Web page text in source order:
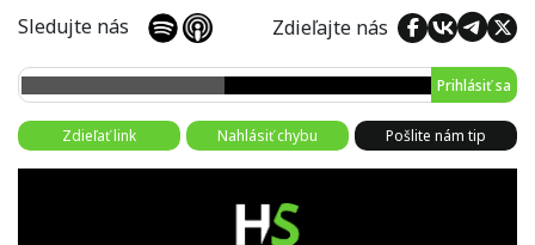
Sledujte nás Zdieľajte nás
Prihlásiť sa
Zdieľať link Nahlásiť chybu Pošlite nám tip